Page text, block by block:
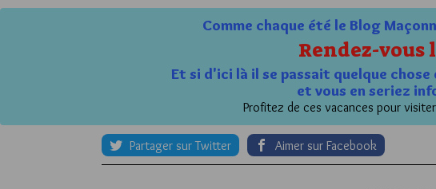
Comme chaque été le Blog
Rendez-vous
Et si d'ici là il se passait quelque
et vous en seriez
Profitez de ces vacances pour
Partager sur Twitter Aimer sur Facebook